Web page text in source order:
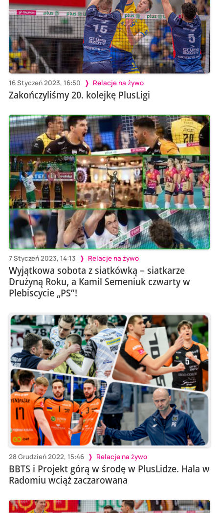
16 Styczeń 2023, 16:50 Relacje na żywo
Zakończyliśmy 20. kolejkę PlusLigi
7 Styczeń 2023, 14:13 Relacje na żywo
Wyjątkowa sobota z siatkówką – siatkarze
Drużyną Roku, a Kamil Semeniuk czwarty w
Plebiscycie „PS”!
28 Grudzień 2022, 15:46 Relacje na żywo
BBTS i Projekt górą w środę w PlusLidze. Hala w
Radomiu wciąż zaczarowana